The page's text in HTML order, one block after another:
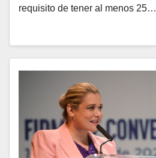
requisito de tener al menos 25…